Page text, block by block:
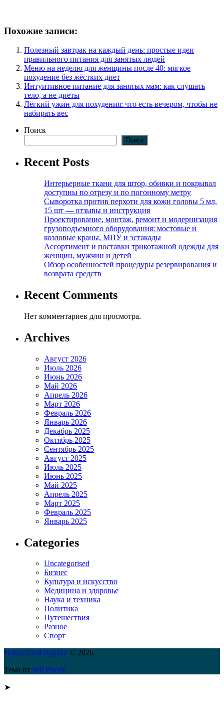
Похожие записи:
Полезный завтрак на каждый день: простые идеи
правильного питания для занятых людей
Меню на неделю для женщины после 40: мягкое
похудение без жёстких диет
Интуитивное питание для занятых мам: как слушать
тело, а не диеты
Лёгкий ужин для похудения: что есть вечером, чтобы не
набирать вес
Поиск
Поиск
Recent Posts
Интерьерные ткани для штор, обивки и покрывал
доступны по отрезу и по погонному метру
Сыворотка против перхоти для кожи головы 5 мл,
15 шт — отзывы и инструкция
Проектирование, монтаж, ремонт и модернизация
грузоподъемного оборудования: мостовые и
козловые краны, МПУ и эстакады
Ассортимент и поставки трикотажной одежды для
женщин, мужчин и детей
Обзор особенностей процедуры резервирования и
возврата средств
Recent Comments
Нет комментариев для просмотра.
Archives
Август 2026
Июль 2026
Июнь 2026
Май 2026
Апрель 2026
Март 2026
Февраль 2026
Январь 2026
Декабрь 2025
Октябрь 2025
Сентябрь 2025
Август 2025
Июль 2025
Июнь 2025
Май 2025
Апрель 2025
Март 2025
Февраль 2025
Январь 2025
Categories
Uncategorised
Бизнес
Культура и искусство
Медицина и здоровье
Наука и техника
Политика
Путешествия
Разное
Спорт
Новостной портал © 2026
Тема от WP Puzzle
➤